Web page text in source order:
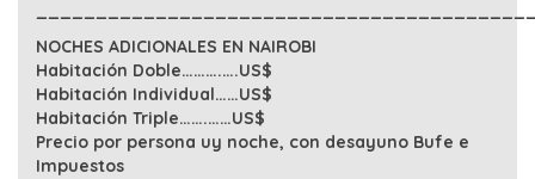
NOCHES ADICIONALES EN NAIROBI
Habitación Doble……….….US$
Habitación Individual……US$
Habitación Triple…….……US$
Precio por persona uy noche, con desayuno Bufe e
Impuestos